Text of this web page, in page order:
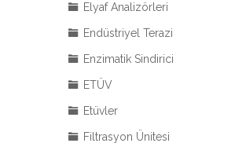
Elyaf Analizörleri
Endüstriyel Terazi
Enzimatik Sindirici
ETÜV
Etüvler
Filtrasyon Ünitesi